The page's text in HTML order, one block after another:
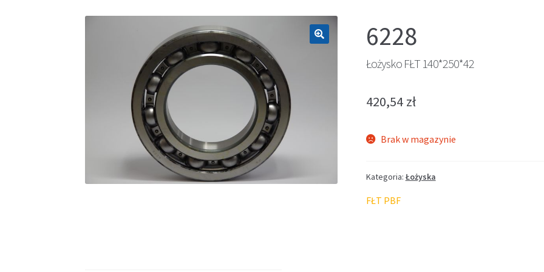
6228
Łożysko FŁT 140*250*42
420,54 zł
Brak w magazynie
Kategoria: Łożyska
FŁT PBF